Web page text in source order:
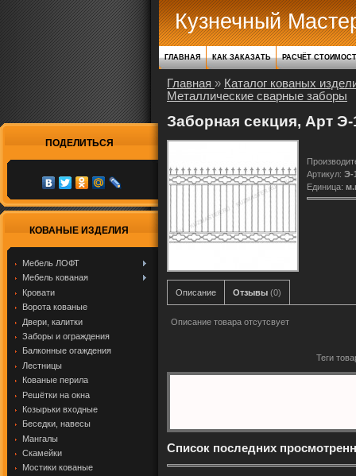
ПОДЕЛИТЬСЯ
КОВАНЫЕ ИЗДЕЛИЯ
Мебель ЛОФТ
Мебель кованая
Кровати
Ворота кованые
Двери, калитки
Заборы и ограждения
Балконные огаждения
Лестницы
Кованые перила
Решётки на окна
Козырьки входные
Беседки, навесы
Мангалы
Скамейки
Мостики кованые
Кузнечный
ГЛАВНАЯ КАК ЗАКАЗАТЬ РАСЧЁТ
Главная » Каталог кованых
Металлические сварные заборы
Заборная секция, Арт Э-
Артикул: Э-
Единица:
Описание Отзывы (0)
Описание товара отсутсвует
Теги
Список последних